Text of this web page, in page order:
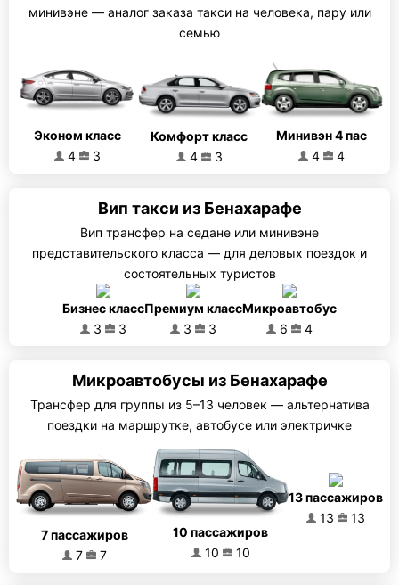
минивэне — аналог заказа такси на человека, пару или
семью
Эконом класс
4
3
Комфорт класс
4
3
Минивэн 4 пас
4
4
Вип такси из Бенахарафе
Вип трансфер на седане или минивэне
представительского класса — для деловых поездок и
состоятельных туристов
Бизнес класс
3
3
Премиум класс
3
3
Микроавтобус
6
4
Микроавтобусы из Бенахарафе
Трансфер для группы из 5–13 человек — альтернатива
поездки на маршрутке, автобусе или электричке
7 пассажиров
7
7
10 пассажиров
10
10
13 пассажиров
13
13